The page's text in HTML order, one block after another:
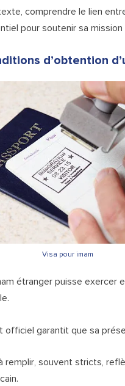
comprendre le lien
pour soutenir sa mission
d’obtention
Visa pour imam
étranger puisse exercer
officiel garantit que sa
remplir, souvent stricts,